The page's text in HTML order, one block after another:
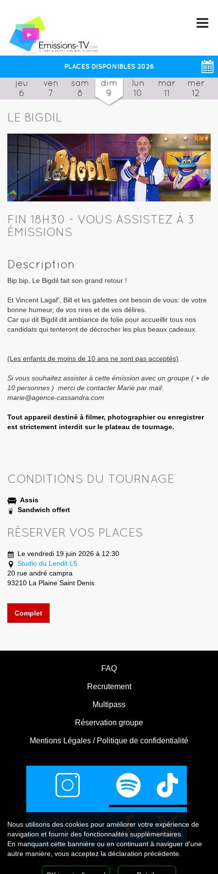
PLACES DISPONIBLES 2026
jeu
6
ven
7
sam
8
dim
9
lun
10
mar
11
mer
12
LE BIGDIL
FIN 18H30 - VOUS ASSISTEZ À 3
ÉMISSIONS
Description
Bip bip, Le Bigdil fait son grand retour !
Et Vincent Lagaf', Bill et les gafettes ont besoin de vous: de votre
bonne humeur, de vos rires et de vos délires.
Car qui dit Bigdil dit ambiance de folie pour accueillir tous nos
candidats qui tenteront de décrocher les plus beaux cadeaux.
(Les enfants de moins de 10 ans ne sont pas acceptés)
Si vous souhaitez assister à cette émission avec un groupe ( + de
10 personnes ) merci de contacter Marie par mail:
marie@agence-cassandra.com
Tout appareil destiné à filmer, photographier ou enregistrer
est strictement interdit sur le plateau de tournage.
CONDITIONS DU TOURNAGE
Assis
Sandwich offert
RÉSERVER VOS PLACES
Le vendredi 19 juin 2026 à 12:30
Studio du Lendit L5
20 rue andré campra
93210 La Plaine Saint Denis
Complet
FAQ
Recrutement
Multipass
Réservation groupe
Mentions Légales / Politique de confidentialité
Suivez l'agence
CASSANDRA sur
Instagram
Copyright © 2026 - Agence Cassandra
Nous utilisons des cookies pour améliorer votre expérience de
navigation et fournir des fonctionnalités supplémentaires.
En manquant cette bannière ou en continuant à naviguer d'une
autre manière, vous acceptez la déclaration précédente.